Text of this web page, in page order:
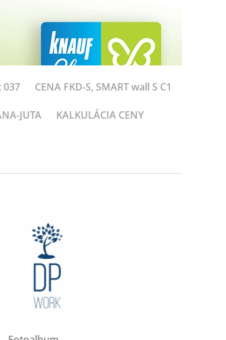
037 CENA FKD-S, SMART wall S C1
JUTA KALKULÁCIA CENY